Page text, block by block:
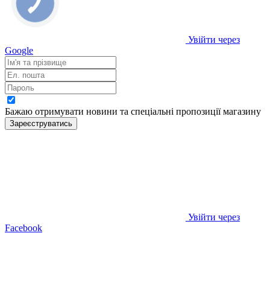
Увійти через
Google
Бажаю отримувати новини та спеціальні пропозиціїмагазину
Зареєструватись
Увійти через
Facebook